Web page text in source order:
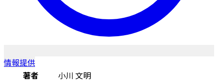
情報提供
著者
小川 文明